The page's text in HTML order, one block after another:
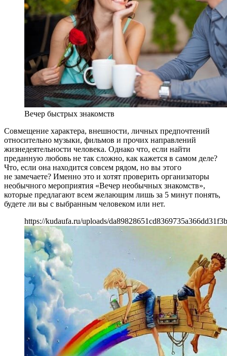
Вечер быстрых знакомств
Совмещение характера, внешности, личных предпочтений
относительно музыки, фильмов и прочих направлений
жизнедеятельности человека. Однако что, если найти
преданную любовь не так сложно, как кажется в самом деле?
Что, если она находится совсем рядом, но вы этого
не замечаете? Именно это и хотят проверить организаторы
необычного мероприятия «Вечер необычных знакомств»,
которые предлагают всем желающим лишь за 5 минут понять,
будете ли вы с выбранным человеком или нет.
https://kudaufa.ru/uploads/